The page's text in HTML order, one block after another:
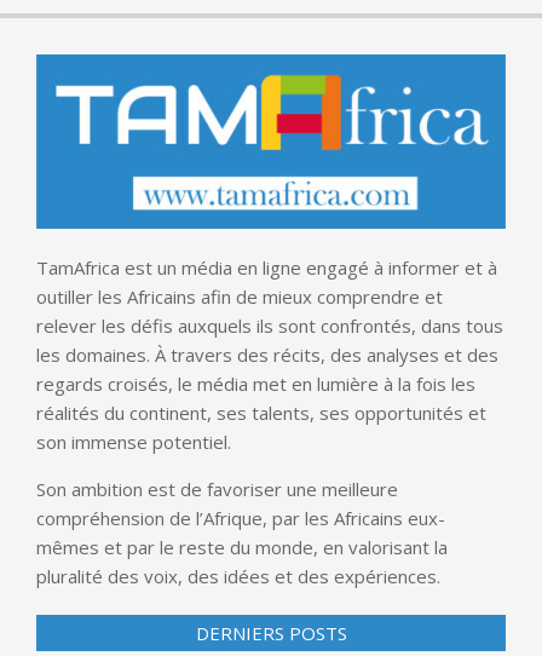
TamAfrica est un média en ligne engagé à informer et à
outiller les Africains afin de mieux comprendre et
relever les défis auxquels ils sont confrontés, dans tous
les domaines. À travers des récits, des analyses et des
regards croisés, le média met en lumière à la fois les
réalités du continent, ses talents, ses opportunités et
son immense potentiel.
Son ambition est de favoriser une meilleure
compréhension de l’Afrique, par les Africains eux-
mêmes et par le reste du monde, en valorisant la
pluralité des voix, des idées et des expériences.
DERNIERS POSTS